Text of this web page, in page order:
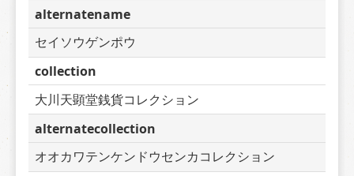
alternatename
セイソウゲンポウ
collection
大川天顕堂銭貨コレクション
alternatecollection
オオカワテンケンドウセンカコレクション